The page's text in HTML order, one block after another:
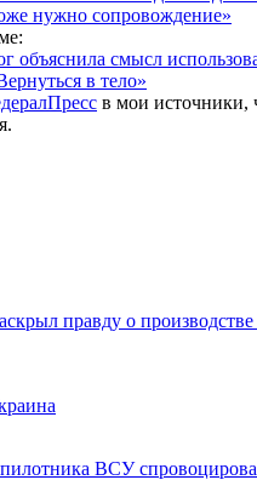
нужно сопровождение»
объяснила смысл
в тело»
в мои источники,
правду о
ВСУ